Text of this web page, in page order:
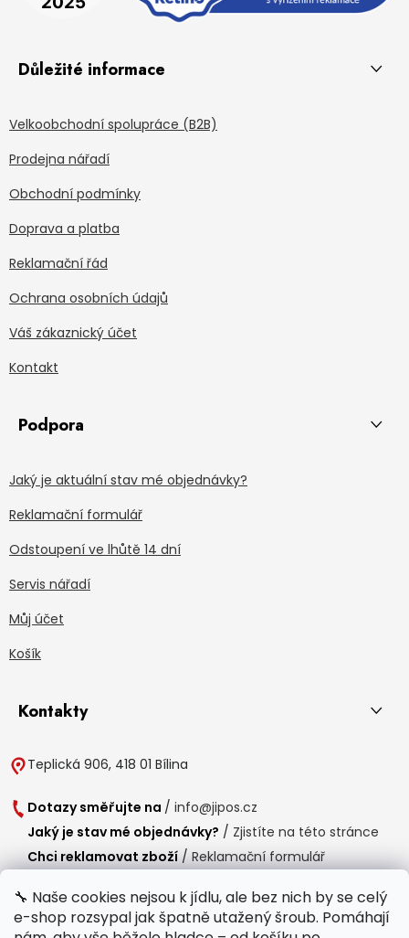
🔧 Naše cookies nejsou k jídlu, ale bez nich by se celý
e-shop rozsypal jak špatně utažený šroub. Pomáhají
Důležité informace
Velkoobchodní spolupráce (B2B)
Prodejna nářadí
Obchodní podmínky
Doprava a platba
Reklamační řád
Ochrana osobních údajů
Váš zákaznický účet
Kontakt
Podpora
Jaký je aktuální stav mé objednávky?
Reklamační formulář
Odstoupení ve lhůtě 14 dní
Servis nářadí
Můj účet
Košík
Kontakty
Teplická 906, 418 01 Bílina
Dotazy směřujte na / info@jipos.cz
Jaký je stav mé objednávky? / Zjistíte na této stránce
Chci reklamovat zboží / Reklamační formulář
Provozní doba